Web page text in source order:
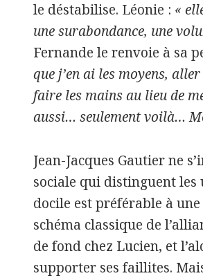
le déstabilise. Léonie : «
une surabondance, une
Fernande le renvoie à sa
que j’en ai les moyens,
faire les mains au lieu de
aussi… seulement voilà…
Jean-Jacques Gautier ne
sociale qui distinguent les
docile est préférable à
schéma classique de
de fond chez Lucien, et
supporter ses faillites.